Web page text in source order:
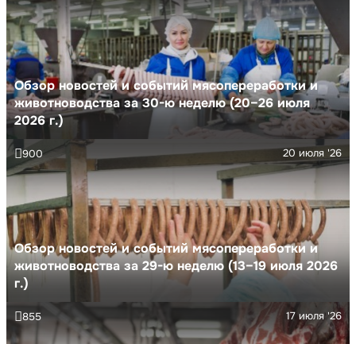
Обзор новостей и событий мясопереработки и
животноводства за 30-ю неделю (20–26 июля
2026 г.)
Обзор новостей и событий мясопереработки и
животноводства за 29-ю неделю (13–19 июля 2026
г.)
20 июля '26
900
17 июля '26
855